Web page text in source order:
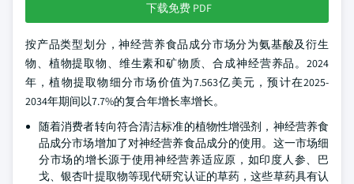
下载免费 PDF
按产品类型划分，神经营养食品成分市场分为氨基酸及衍生
物、植物提取物、维生素和矿物质、合成神经营养品。2024
年，植物提取物细分市场价值为7.563亿美元，预计在2025-
2034年期间以7.7%的复合年增长率增长。
随着消费者转向符合清洁标准的植物性增强剂，神经营养食
品成分市场增加了对神经营养食品成分的使用。这一市场细
分市场的增长源于使用神经营养适应原，如印度人参、巴
戈、银杏叶提取物等现代研究认证的草药，这些草药具有认